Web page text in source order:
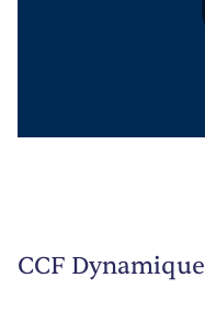
CCF Dynamique